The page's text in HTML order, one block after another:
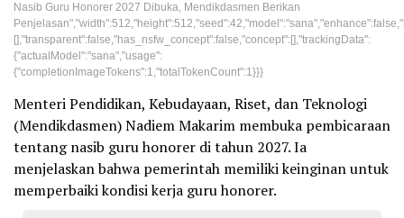
Nasib Guru Honorer 2027 Dibuka, Mendikdasmen Berikan
[],"transparent":false,"has_nsfw_concept":false,"concept":[],"trackingData":
{"actualModel":"sana","usage":
{"completionImageTokens":1,"totalTokenCount":1}}}
Menteri Pendidikan, Kebudayaan, Riset, dan Teknologi
(Mendikdasmen) Nadiem Makarim membuka pembicaraan
tentang nasib guru honorer di tahun 2027. Ia
menjelaskan bahwa pemerintah memiliki keinginan untuk
memperbaiki kondisi kerja guru honorer.